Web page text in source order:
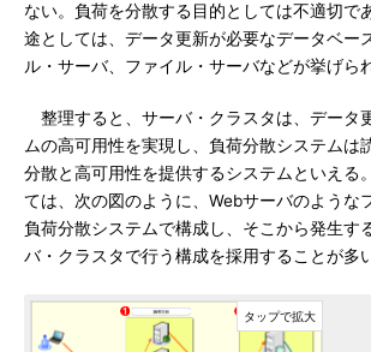
ない。負荷を分散する目的としては不適切で
途としては、データ更新が必要なデータベー
ル・サーバ、ファイル・サーバなどが挙げら
整理すると、サーバ・クラスタは、データ
ムの高可用性を実現し、負荷分散システムは
分散と高可用性を提供するシステムといえる
ては、次の図のように、Webサーバのような
負荷分散システムで構成し、そこから発生す
バ・クラスタで行う構成を採用することが多い